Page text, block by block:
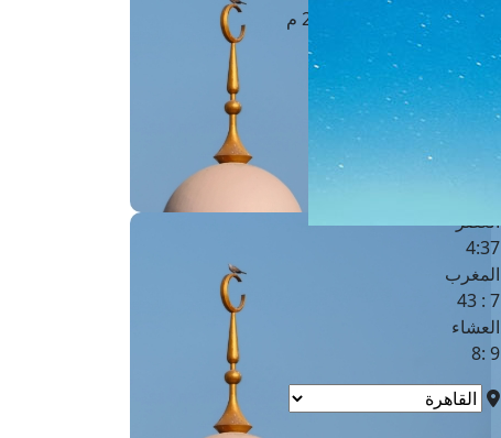
القاهرة · 08 أغسطس 2026 م
الفجر
4 :42
الشروق
العصر
4:37
المغرب
7 : 43
العشاء
9 :8